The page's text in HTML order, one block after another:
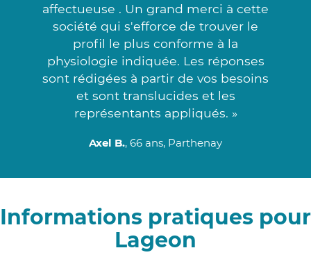
affectueuse . Un grand merci à cette
société qui s'efforce de trouver le
profil le plus conforme à la
physiologie indiquée. Les réponses
sont rédigées à partir de vos besoins
et sont translucides et les
représentants appliqués. »
Axel B., 66 ans, Parthenay
Informations pratiques pour
Lageon